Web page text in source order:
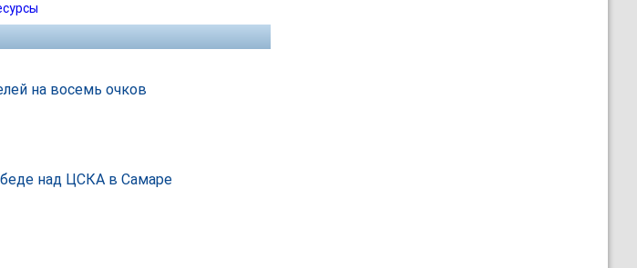
на восемь очков
над ЦСКА в Самаре